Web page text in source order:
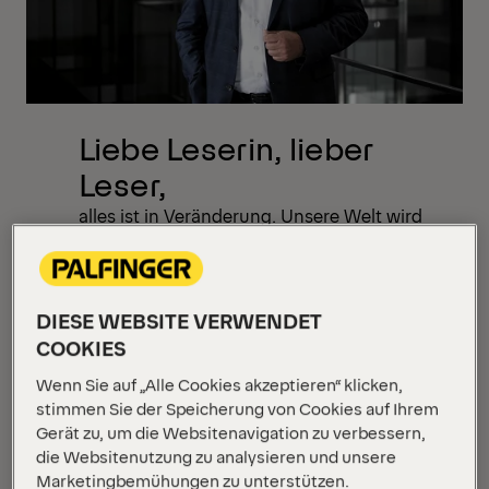
Liebe Leserin, lieber
Leser,
alles ist in Veränderung. Unsere Welt wird
unübersichtlicher.
*BANIhat VUCA als
Zustandsbeschreibung abgelöst. Die
Herausforderungen und Möglichkeiten, die
damit verbunden sind, werden deutlich
mehr.
In der vergangenen Ausgabe „The Beauty
DIESE WEBSITE VERWENDET
COOKIES
Wenn Sie auf „Alle Cookies akzeptieren“ klicken,
stimmen Sie der Speicherung von Cookies auf Ihrem
Gerät zu, um die Websitenavigation zu verbessern,
die Websitenutzung zu analysieren und unsere
Marketingbemühungen zu unterstützen.